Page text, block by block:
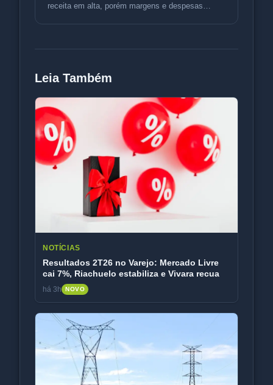
receita em alta, porém margens e despesas
Leia Também
NOTÍCIAS
Resultados 2T26 no Varejo: Mercado Livre
cai 7%, Riachuelo estabiliza e Vivara recua
há 3h NOVO